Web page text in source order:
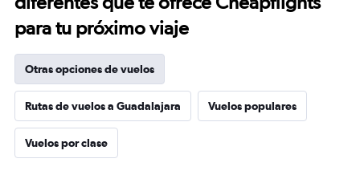
para tu próximo viaje
Otras opciones de vuelos
Rutas de vuelos a Guadalajara Vuelos populares
Vuelos por clase